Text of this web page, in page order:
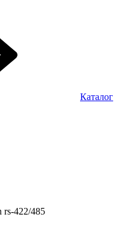
Каталог
rs-422/485